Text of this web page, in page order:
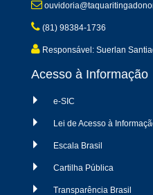
(81) 98384-1736
Responsável: Suerlan
Acesso à Informação
e-SIC
Lei de Acesso à
Escala Brasil
Cartilha Pública
Transparência Brasil